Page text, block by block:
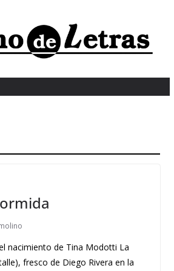
nacimiento de Tina Modotti La
fresco de Diego Rivera en la